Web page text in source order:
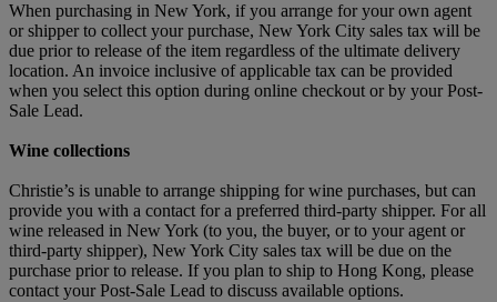
When purchasing in New York, if you arrange for your own agent
or shipper to collect your purchase, New York City sales tax will be
due prior to release of the item regardless of the ultimate delivery
location. An invoice inclusive of applicable tax can be provided
when you select this option during online checkout or by your Post-
Sale Lead.
Wine collections
Christie’s is unable to arrange shipping for wine purchases, but can
provide you with a contact for a preferred third-party shipper. For all
wine released in New York (to you, the buyer, or to your agent or
third-party shipper), New York City sales tax will be due on the
purchase prior to release. If you plan to ship to Hong Kong, please
contact your Post-Sale Lead to discuss available options.